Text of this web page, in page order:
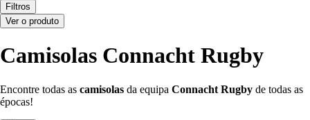
Filtros
Ver o produto
Camisolas Connacht Rugby
Encontre todas as camisolas da equipa Connacht Rugby de todas as
épocas!